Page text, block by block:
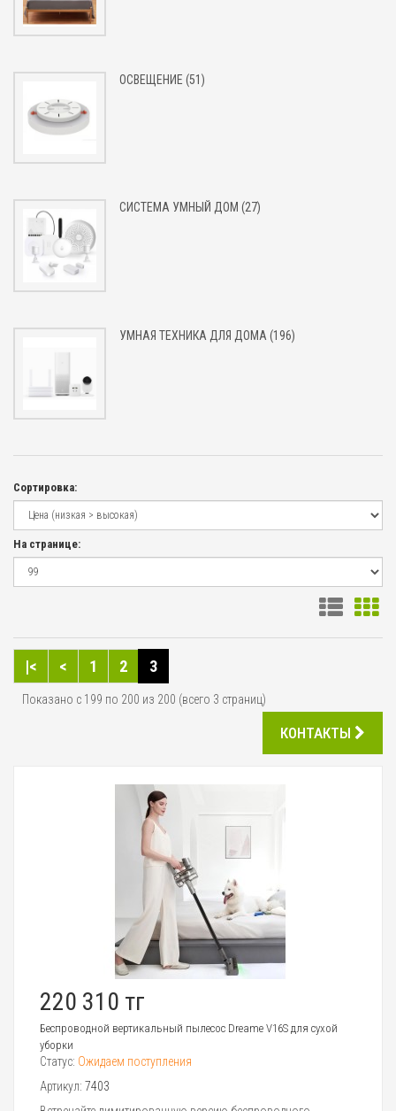
ОСВЕЩЕНИЕ (51)
СИСТЕМА УМНЫЙ ДОМ (27)
УМНАЯ ТЕХНИКА ДЛЯ ДОМА (196)
Сортировка:
На странице:
|< < 1 2 3
Показано с 199 по 200 из 200 (всего 3 страниц)
КОНТАКТЫ
220 310 тг
Беспроводной вертикальный пылесос Dreame V16S для сухой
уборки
Статус: Ожидаем поступления
Артикул: 7403